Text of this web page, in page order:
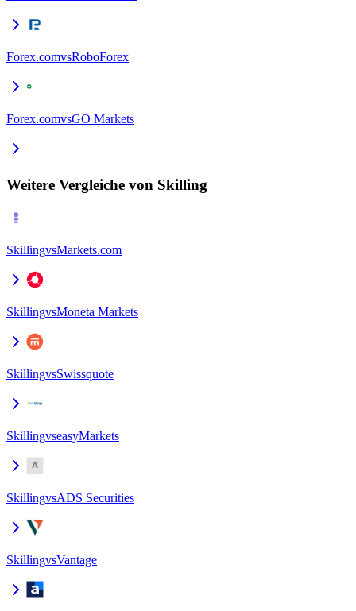
Forex.comvsRoboForex
Forex.comvsGO Markets
Weitere Vergleiche von Skilling
SkillingvsMarkets.com
SkillingvsMoneta Markets
SkillingvsSwissquote
SkillingvseasyMarkets
SkillingvsADS Securities
SkillingvsVantage